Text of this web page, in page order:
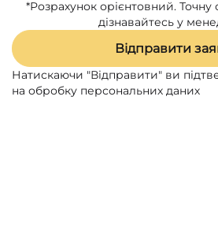
*Розрахунок орієнтовний.
дізнавайтесь у
Відправити
Натискаючи "Відправити" ви
на обробку персональних даних